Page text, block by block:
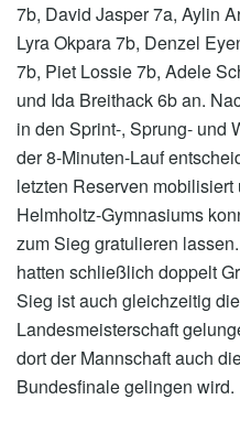
7b, David Jasper 7a, Aylin
Lyra Okpara 7b, Denzel
7b, Piet Lossie 7b, Adele
und Ida Breithack 6b an.
in den Sprint-, Sprung- und
der 8-Minuten-Lauf
letzten Reserven
Helmholtz-Gymnasiums
zum Sieg gratulieren
hatten schließlich doppelt
Sieg ist auch gleichzeitig
Landesmeisterschaft
dort der Mannschaft auch
Bundesfinale gelingen wird.